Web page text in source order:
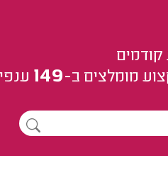
מומלצים ב-149